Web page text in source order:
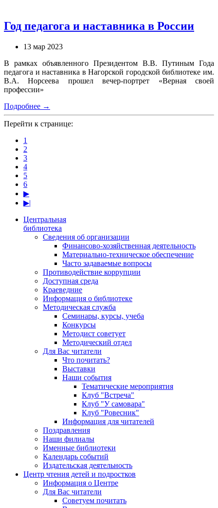
Год педагога и наставника в России
13 мар 2023
В рамках объявленного Президентом В.В. Путиным Года
педагога и наставника в Нагорской городской библиотеке им.
В.А. Норсеева прошел вечер-портрет «Верная своей
профессии»
Подробнее →
Перейти к странице:
1
2
3
4
5
6
▶
▶|
Центральная
библиотека
Сведения об организации
Финансово-хозяйственная деятельность
Материально-техническое обеспечение
Часто задаваемые вопросы
Противодействие коррупции
Доступная среда
Краеведние
Информация о библиотеке
Методическая служба
Семинары, курсы, учеба
Конкурсы
Методист советует
Методический отдел
Для Вас читатели
Что почитать?
Выставки
Наши события
Тематические мероприятия
Клуб "Встреча"
Клуб "У самовара"
Клуб "Ровесник"
Информация для читателей
Поздравления
Наши филиалы
Именные библиотеки
Календарь событий
Издательская деятельность
Центр чтения детей и подростков
Информация о Центре
Для Вас читатели
Советуем почитать